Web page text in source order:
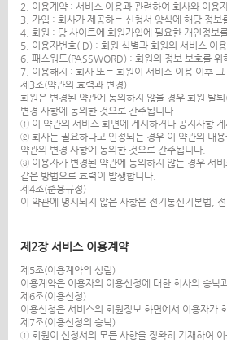
2. 이용계약 : 서비스 이용과 관련하여 회사와 이용
3. 가입 : 회사가 제공하는 신청서 양식에 해당 정
4. 회원 : 당 사이트에 회원가입에 필요한 개인정보
5. 이용자번호(ID) : 회원 식별과 회원의 서비스 이
6. 패스워드(PASSWORD) : 회원의 정보 보호를
7. 이용해지 : 회사 또는 회원이 서비스 이용 이후 그
제3조(약관의 효력과 변경)
회원은 변경된 약관에 동의하지 않을 경우 회원 탈
변경 사항에 동의한 것으로 간주됩니다
① 이 약관의 서비스 화면에 게시하거나 공지사항
② 회사는 필요하다고 인정되는 경우 이 약관의 내
약관의 변경 사항에 동의한 것으로 간주됩니다.
③ 이용자가 변경된 약관에 동의하지 않는 경우 서
같은 방법으로 효력이 발생합니다.
제4조(준용규정)
이 약관에 명시되지 않은 사항은 전기통신기본법,
제2장 서비스 이용계약
제5조(이용계약의 성립)
이용계약은 이용자의 이용신청에 대한 회사의 승
제6조(이용신청)
이용신청은 서비스의 회원정보 화면에서 이용자
제7조(이용신청의 승낙)
① 회원이 신청서의 모든 사항을 정확히 기재하여